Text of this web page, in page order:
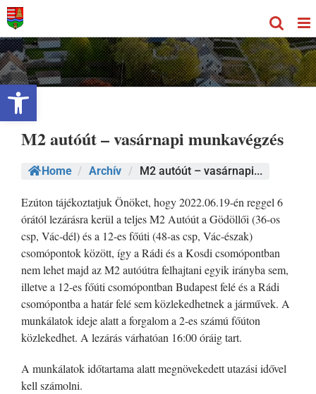
Eszköztár megnyitása
Kihagyás
M2 autóút – vasárnapi munkavégzés
Home / Archív / M2 autóút – vasárnapi...
Ezúton tájékoztatjuk Önöket, hogy 2022.06.19-én reggel 6
órától lezárásra kerül a teljes M2 Autóút a Gödöllői (36-os
csp, Vác-dél) és a 12-es főúti (48-as csp, Vác-észak)
csomópontok között, így a Rádi és a Kosdi csomópontban
nem lehet majd az M2 autóútra felhajtani egyik irányba sem,
illetve a 12-es főúti csomópontban Budapest felé és a Rádi
csomópontba a határ felé sem közlekedhetnek a járművek. A
munkálatok ideje alatt a forgalom a 2-es számú főúton
közlekedhet. A lezárás várhatóan 16:00 óráig tart.
A munkálatok időtartama alatt megnövekedett utazási idővel
kell számolni.